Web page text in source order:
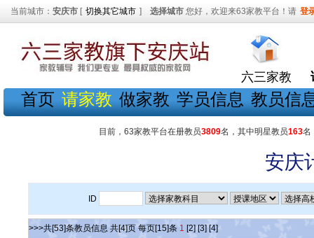
当前城市： 安庆市 [ 切换其它城市 ] 选择城市 您好，欢迎来63家教平台！请 登
六三家教
首页 请家教 做家教 学员信息 教员信
目前，63家教平台在册教员3809名，其中明星教员163名
安庆
ID
>>>共[53]条教员信息 共[4]页 每页[15]条 1 [2] [3] [4]